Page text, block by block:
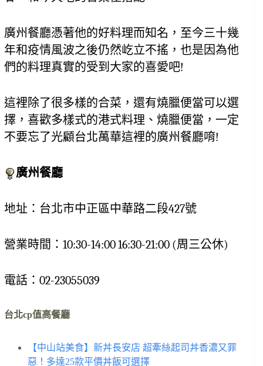
廣州餐廳憑著他的好料理而知名，至今三十幾
年和疫情風波之後仍然屹立不搖，也是因為他
們的料理真實的受到大家的喜愛吧!
這裡除了很多樣的合菜，還有燒臘便當可以選
擇，喜歡多樣式的港式料理、燒臘便當，一定
不要忘了光顧台北萬華這裡的廣州餐廳唷!
廣州餐廳
地址：台北市中正區中華路二段427號
營業時間：10:30-14:00 16:30-21:00 (周三公休)
電話：02-23055039
台北cp值高餐廳
【中山站美食】新丼長安店 超牽絲起司丼香濃又罪
惡！多達25款平價丼飯可選擇